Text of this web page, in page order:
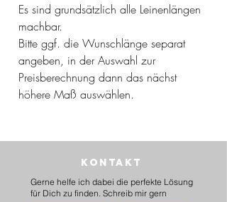
Es sind grundsätzlich alle Leinenlängen
machbar.
Bitte ggf. die Wunschlänge separat
angeben, in der Auswahl zur
Preisberechnung dann das nächst
höhere Maß auswählen.
Kontakt
Gerne helfe ich dabei die perfekte Lösung
für Dich zu finden. Schreib mir gern